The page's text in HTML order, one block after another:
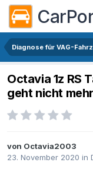
Diagnose für VAG-
Octavia 1z RS
geht nicht
von Octavia2003
23. November 2020 in